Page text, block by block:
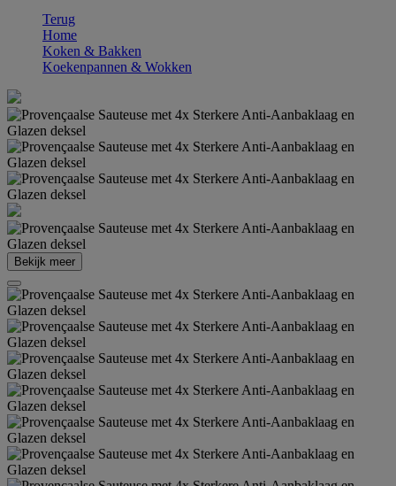
Terug
Home
Koken & Bakken
Koekenpannen & Wokken
Bekijk meer